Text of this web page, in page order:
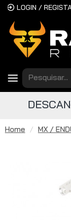
LOGIN /
Home MX /